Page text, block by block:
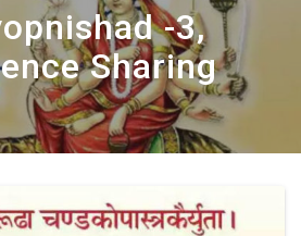
-3,
Sharing